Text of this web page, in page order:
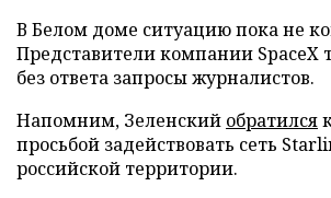
В Белом доме ситуацию пока не
Представители компании SpaceX
без ответа запросы журналистов.
Напомним, Зеленский обратился
просьбой задействовать сеть
российской территории.